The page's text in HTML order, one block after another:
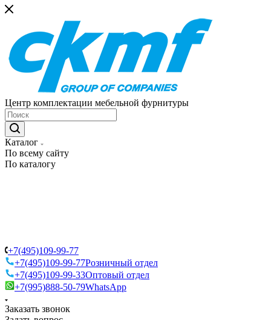
Центр комплектации мебельной фурнитуры
Каталог
По всему сайту
По каталогу
+7(495)109-99-77
+7(495)109-99-77Розничный отдел
+7(495)109-99-33Оптовый отдел
+7(995)888-50-79WhatsApp
Заказать звонок